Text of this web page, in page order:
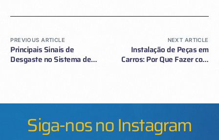
PREVIOUS ARTICLE
Principais Sinais de
Desgaste no Sistema de
NEXT ARTICLE
Instalação de Peças em
Carros: Por Que Fazer com
Siga-nos no Instagram